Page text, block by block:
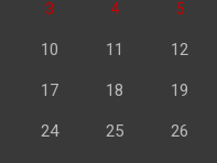
3 4 5
10 11 12
17 18 19
24 25 26